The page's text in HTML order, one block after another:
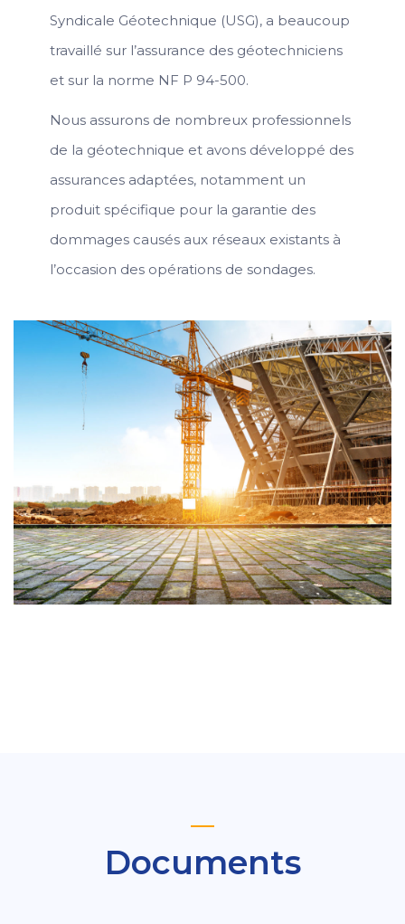
Syndicale Géotechnique (USG), a beaucoup
travaillé sur l’assurance des géotechniciens
et sur la norme NF P 94-500.
Nous assurons de nombreux professionnels
de la géotechnique et avons développé des
assurances adaptées, notamment un
produit spécifique pour la garantie des
dommages causés aux réseaux existants à
l’occasion des opérations de sondages.
Documents